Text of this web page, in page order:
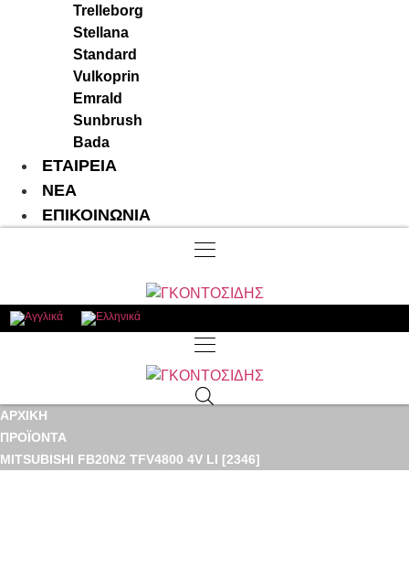
Trelleborg
Stellana
Standard
Vulkoprin
Emrald
Sunbrush
Bada
ΕΤΑΙΡΕΙΑ
ΝΕΑ
ΕΠΙΚΟΙΝΩΝΙΑ
ΑΡΧΙΚΉ
ΠΡΟΪΌΝΤΑ
MITSUBISHI FB20N2 TFV4800 4V LI [2346]